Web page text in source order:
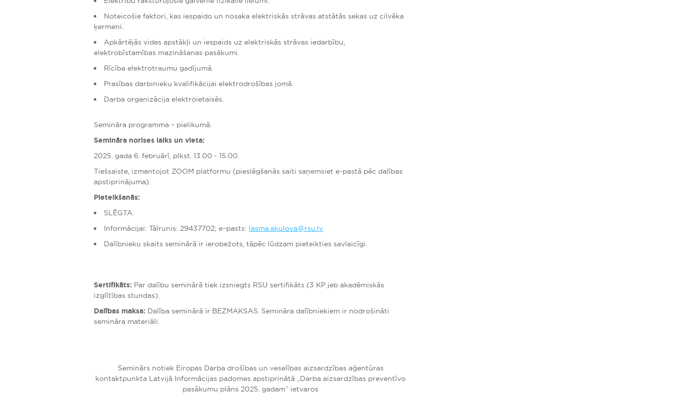
Noteicošie faktori, kas iespaido un nosaka elektriskās strāvas atstātās sekas uz cilvēka
ķermeni.
Apkārtējās vides apstākļi un iespaids uz elektriskās strāvas iedarbību,
elektrobīstamības mazināšanas pasākumi.
Rīcība elektrotraumu gadījumā.
Prasības darbinieku kvalifikācijai elektrodrošības jomā.
Darba organizācija elektroietaisēs.
Semināra programma – pielikumā.
Semināra norises laiks un vieta:
2025. gada 6. februārī, plkst. 13.00 - 15.00.
Tiešsaiste, izmantojot ZOOM platformu (pieslēgšanās saiti saņemsiet e-pastā pēc dalības
apstiprinājuma).
Pieteikšanās:
SLĒGTA.
Informācijai: Tālrunis: 29437702; e–pasts: lasma.akulova@rsu.lv
Dalībnieku skaits seminārā ir ierobežots, tāpēc lūdzam pieteikties savlaicīgi.
Sertifikāts: Par dalību seminārā tiek izsniegts RSU sertifikāts (3 KP jeb akadēmiskās
izglītības stundas).
Dalības maksa: Dalība seminārā ir BEZMAKSAS. Semināra dalībniekiem ir nodrošināti
semināra materiāli.
Seminārs notiek Eiropas Darba drošības un veselības aizsardzības aģentūras
kontaktpunkta Latvijā Informācijas padomes apstiprinātā „Darba aizsardzības preventīvo
pasākumu plāns 2025. gadam” ietvaros